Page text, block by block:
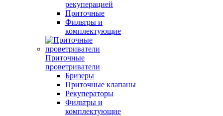
рекуперацией
Приточные
Фильтры и
комплектующие
Приточные
проветриватели
Бризеры
Приточные клапаны
Рекуператоры
Фильтры и
комплектующие